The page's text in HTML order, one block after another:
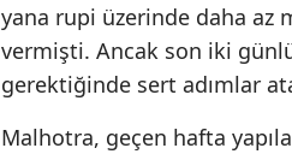
yana rupi üzerinde daha az
vermişti. Ancak son iki
gerektiğinde sert adımlar
Malhotra, geçen hafta